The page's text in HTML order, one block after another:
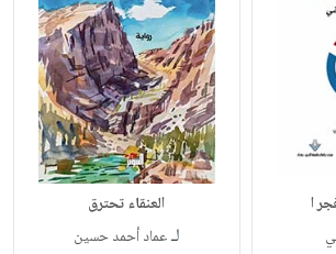
ا العنقاء تحترق
لـعماد أحمد حسين